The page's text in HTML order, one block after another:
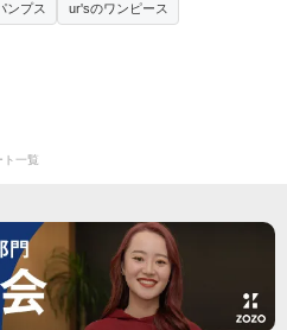
ンプス ur'sのワンピース
ト一覧